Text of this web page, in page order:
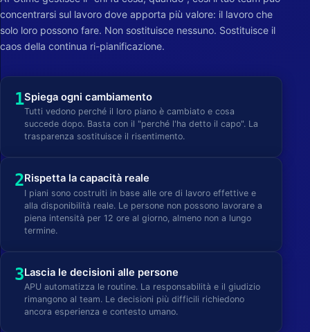
concentrarsi sul lavoro dove apporta più valore: il lavoro che
solo loro possono fare. Non sostituisce nessuno. Sostituisce il
caos della continua ri-pianificazione.
1Spiega ogni cambiamento
Tutti vedono perché il loro piano è cambiato e cosa
succede dopo. Basta con il "perché l'ha detto il capo". La
trasparenza sostituisce il risentimento.
2Rispetta la capacità reale
I piani sono costruiti in base alle ore di lavoro effettive e
alla disponibilità reale. Le persone non possono lavorare a
piena intensità per 12 ore al giorno, almeno non a lungo
termine.
3Lascia le decisioni alle persone
APU automatizza le routine. La responsabilità e il giudizio
rimangono al team. Le decisioni più difficili richiedono
ancora esperienza e contesto umano.